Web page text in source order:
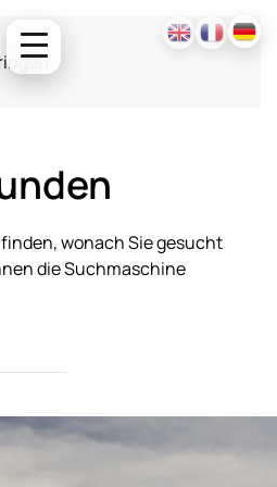
wonach Sie gesucht
die Suchmaschine